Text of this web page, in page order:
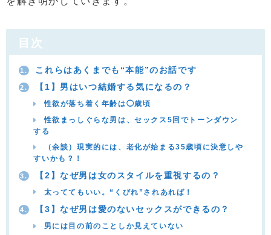
目次
1. これらはあくまでも“本能”のお話です
2. 【1】男はいつ結婚する気になるの？
性欲が落ち着く年齢は◯歳頃
性欲まっしぐらな男は、セックス5回でトーンダウン
する
（余談）現実的には、老化が始まる35歳頃に決意しや
すいかも？！
3. 【2】なぜ男は女のスタイルを重視するの？
太っててもいい。“くびれ”されあれば！
4. 【3】なぜ男は愛のないセックスができるの？
男には目の前のことしか見えていない